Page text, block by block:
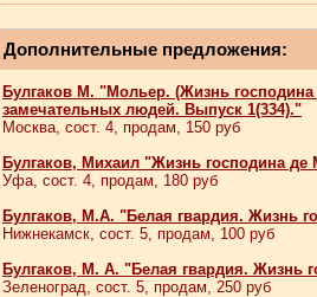
Дополнительные предложения:
Булгаков М. "Мольер. (Жизнь
замечательных людей. Выпуск 1(334)."
Москва, сост. 4, продам, 150 руб
Булгаков, Михаил "Жизнь господина де
Уфа, сост. 4, продам, 180 руб
Булгаков, М.А. "Белая гвардия. Жизнь
Нижнекамск, сост. 5, продам, 100 руб
Булгаков, М. А. "Белая гвардия. Жизнь
Зеленоград, сост. 5, продам, 250 руб